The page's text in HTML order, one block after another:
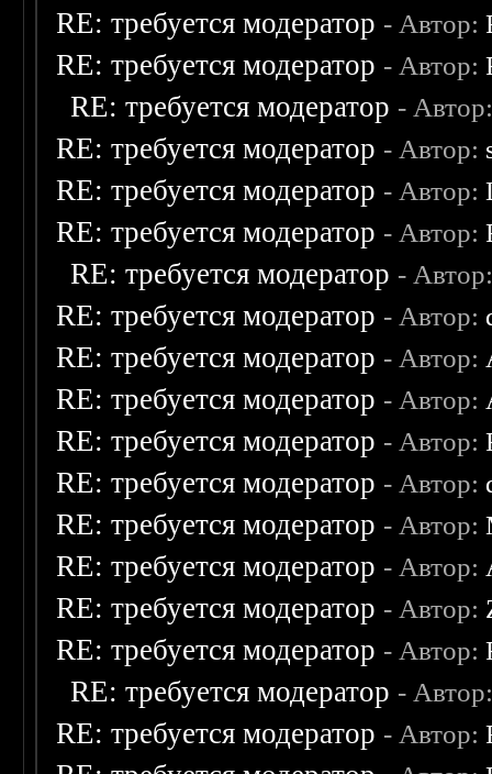
RE: требуется модератор - Автор:
RE: требуется модератор - Автор:
RE: требуется модератор -
RE: требуется модератор - Автор:
RE: требуется модератор - Автор:
RE: требуется модератор - Автор:
RE: требуется модератор -
RE: требуется модератор - Автор:
RE: требуется модератор - Автор:
RE: требуется модератор - Автор:
RE: требуется модератор - Автор:
RE: требуется модератор - Автор:
RE: требуется модератор - Автор:
RE: требуется модератор - Автор:
RE: требуется модератор - Автор:
RE: требуется модератор - Автор:
RE: требуется модератор -
RE: требуется модератор - Автор: